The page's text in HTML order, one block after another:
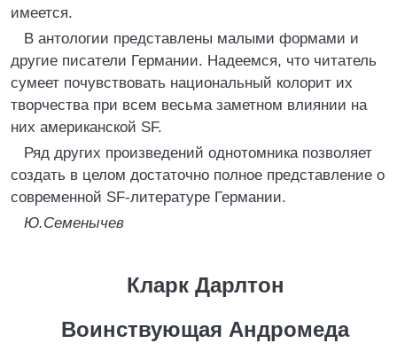
имеется.
В антологии представлены малыми формами и
другие писатели Германии. Надеемся, что читатель
сумеет почувствовать национальный колорит их
творчества при всем весьма заметном влиянии на
них американской SF.
Ряд других произведений однотомника позволяет
создать в целом достаточно полное представление о
современной SF-литературе Германии.
Ю.Семенычев
Кларк Дарлтон
Воинствующая Андромеда